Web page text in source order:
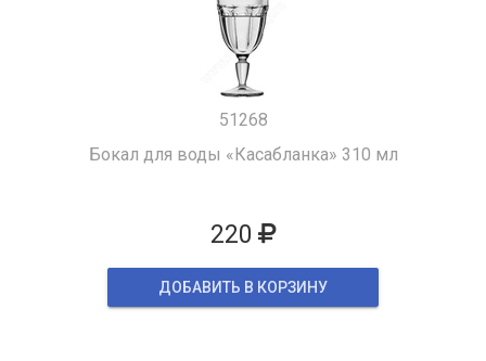
51268
Бокал для воды «Касабланка» 310 мл
220
ДОБАВИТЬ В КОРЗИНУ